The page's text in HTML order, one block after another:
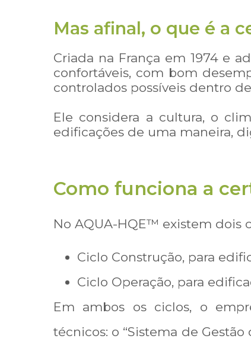
Mas afinal, o que é a
Criada na França em 1974 e
confortáveis, com bom
controlados possíveis dentro
Ele considera a cultura, o
edificações de uma maneira,
Como funciona a
No AQUA-HQE™ existem dois
Ciclo Construção, para
Ciclo Operação, para
Em ambos os ciclos, o
técnicos: o “Sistema de